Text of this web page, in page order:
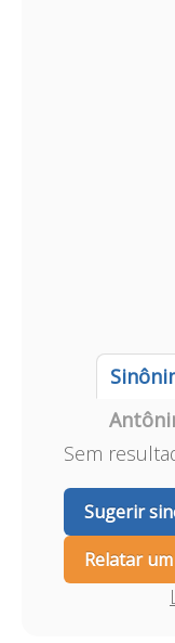
Sem
Sugerir
Relatar